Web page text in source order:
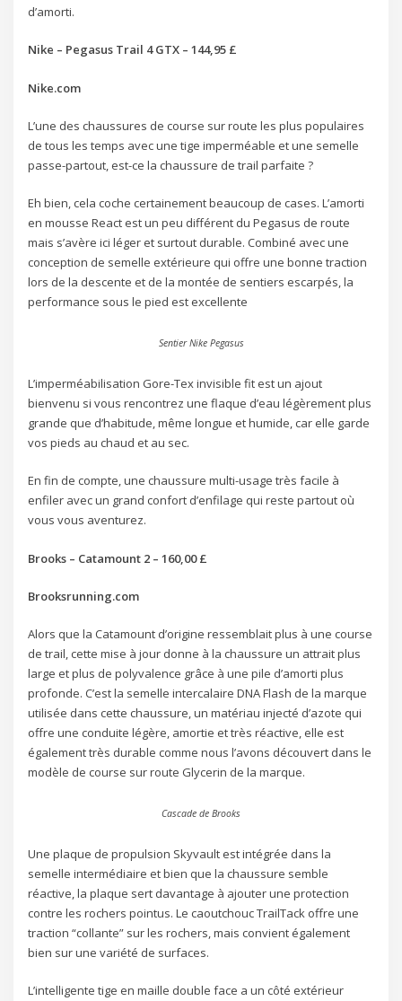
d’amorti.
Nike – Pegasus Trail 4 GTX – 144,95 £
Nike.com
L’une des chaussures de course sur route les plus populaires
de tous les temps avec une tige imperméable et une semelle
passe-partout, est-ce la chaussure de trail parfaite ?
Eh bien, cela coche certainement beaucoup de cases. L’amorti
en mousse React est un peu différent du Pegasus de route
mais s’avère ici léger et surtout durable. Combiné avec une
conception de semelle extérieure qui offre une bonne traction
lors de la descente et de la montée de sentiers escarpés, la
performance sous le pied est excellente
Sentier Nike Pegasus
L’imperméabilisation Gore-Tex invisible fit est un ajout
bienvenu si vous rencontrez une flaque d’eau légèrement plus
grande que d’habitude, même longue et humide, car elle garde
vos pieds au chaud et au sec.
En fin de compte, une chaussure multi-usage très facile à
enfiler avec un grand confort d’enfilage qui reste partout où
vous vous aventurez.
Brooks – Catamount 2 – 160,00 £
Brooksrunning.com
Alors que la Catamount d’origine ressemblait plus à une course
de trail, cette mise à jour donne à la chaussure un attrait plus
large et plus de polyvalence grâce à une pile d’amorti plus
profonde. C’est la semelle intercalaire DNA Flash de la marque
utilisée dans cette chaussure, un matériau injecté d’azote qui
offre une conduite légère, amortie et très réactive, elle est
également très durable comme nous l’avons découvert dans le
modèle de course sur route Glycerin de la marque.
Cascade de Brooks
Une plaque de propulsion Skyvault est intégrée dans la
semelle intermédiaire et bien que la chaussure semble
réactive, la plaque sert davantage à ajouter une protection
contre les rochers pointus. Le caoutchouc TrailTack offre une
traction “collante” sur les rochers, mais convient également
bien sur une variété de surfaces.
L’intelligente tige en maille double face a un côté extérieur